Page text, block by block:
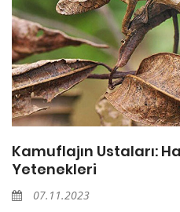
Kamuflajın Ustaları:
Yetenekleri
07.11.2023